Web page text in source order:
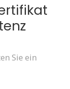
Sie ein